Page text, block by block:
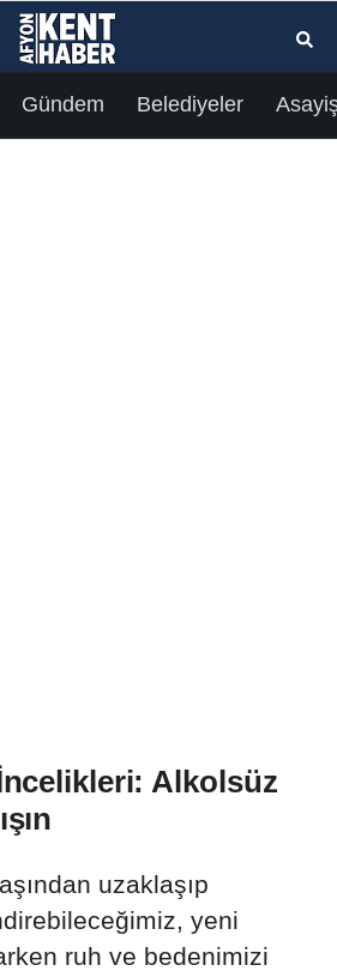
Gündem Belediyeler
Alkolsüz
uzaklaşıp
yeni
ruh ve bedenimizi